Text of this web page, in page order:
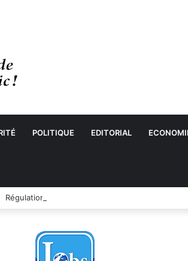
POLITIQUE EDITORIAL